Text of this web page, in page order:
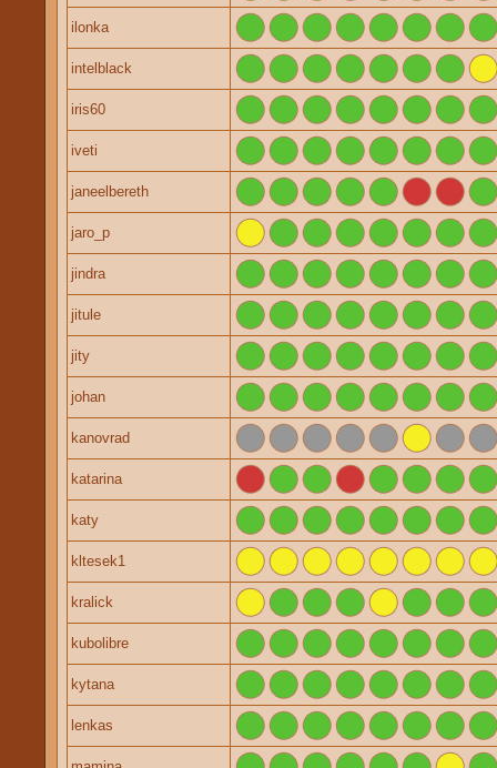
ilonka
intelblack
iris60
iveti
janeelbereth
jaro_p
jindra
jitule
jity
johan
kanovrad
katarina
katy
kltesek1
kralick
kubolibre
kytana
lenkas